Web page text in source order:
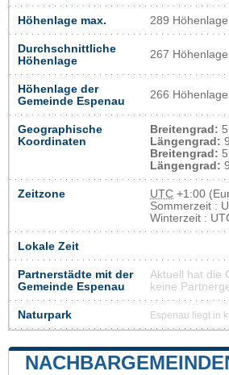
Höhenlage max. 289 Höhenlage
Durchschnittliche
Höhenlage
267 Höhenlage
Höhenlage der
Gemeinde Espenau
266 Höhenlage
Geographische
Koordinaten
Breitengrad:
Längengrad:
Breitengrad:
Längengrad:
Zeitzone UTC +1:00
Sommerzeit :
Winterzeit :
Lokale Zeit
Partnerstädte mit der
Gemeinde Espenau
Aktuell hat die
keine
Naturpark Espenau liegt in